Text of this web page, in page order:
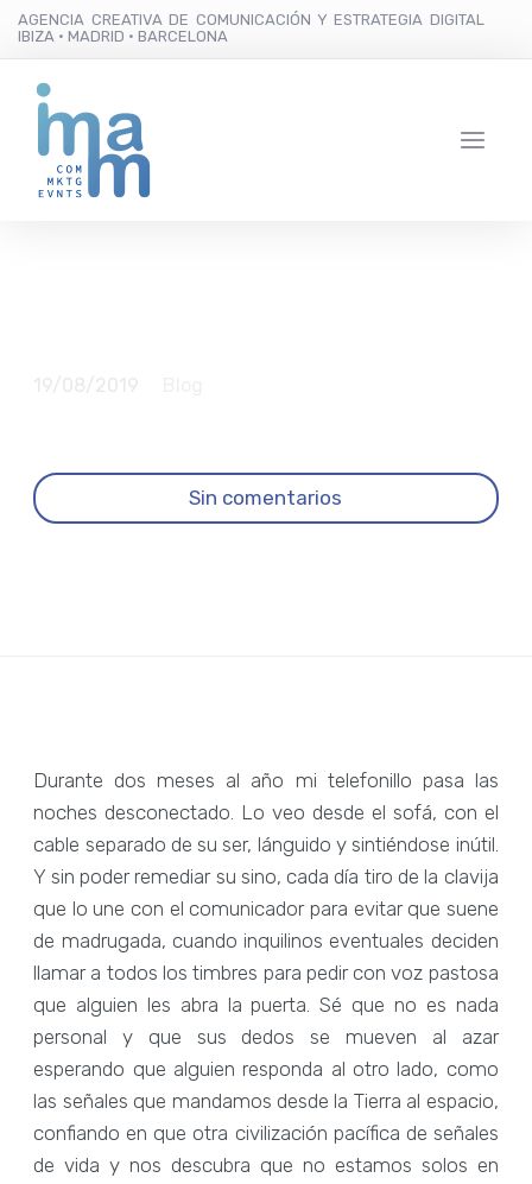
AGENCIA CREATIVA DE COMUNICACIÓN Y ESTRATEGIA DIGITAL
IBIZA · MADRID · BARCELONA
Sin comentarios
Durante dos meses al año mi telefonillo pasa las
noches desconectado. Lo veo desde el sofá, con el
cable separado de su ser, lánguido y sintiéndose inútil.
Y sin poder remediar su sino, cada día tiro de la clavija
que lo une con el comunicador para evitar que suene
de madrugada, cuando inquilinos eventuales deciden
llamar a todos los timbres para pedir con voz pastosa
que alguien les abra la puerta. Sé que no es nada
personal y que sus dedos se mueven al azar
esperando que alguien responda al otro lado, como
las señales que mandamos desde la Tierra al espacio,
confiando en que otra civilización pacífica de señales
de vida y nos descubra que no estamos solos en